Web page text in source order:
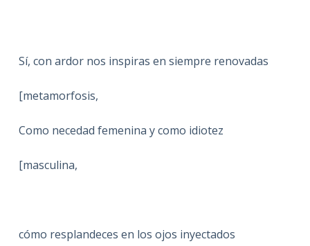
Sí, con ardor nos inspiras en siempre renovadas
[metamorfosis,
Como necedad femenina y como idiotez
[masculina,
cómo resplandeces en los ojos inyectados